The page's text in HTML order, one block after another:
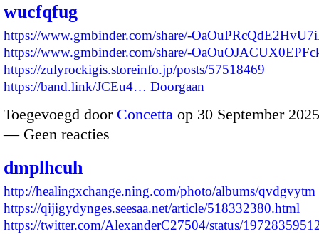
wucfqfug
https://www.gmbinder.com/share/-
https://www.gmbinder.com/share/-
https://zulyrockigis.storeinfo.jp/posts/57518469
https://band.link/JCEu4… Doorgaan
Toegevoegd door Concetta op 30 September
— Geen reacties
dmplhcuh
http://healingxchange.ning.com/photo/albums/qvdgvytm
https://qijigydynges.seesaa.net/article/518332380.html
https://twitter.com/AlexanderC27504/status/